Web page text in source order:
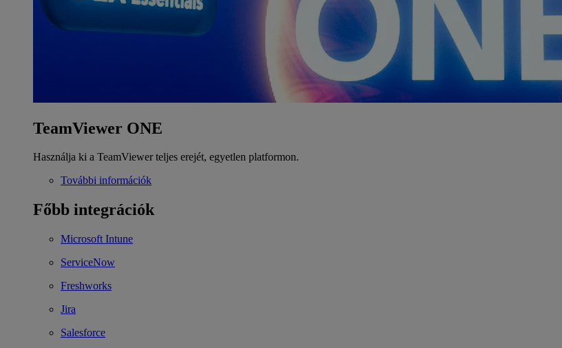
TeamViewer ONE
Használja ki a TeamViewer teljes erejét, egyetlen platformon.
További információk
Főbb integrációk
Microsoft Intune
ServiceNow
Freshworks
Jira
Salesforce